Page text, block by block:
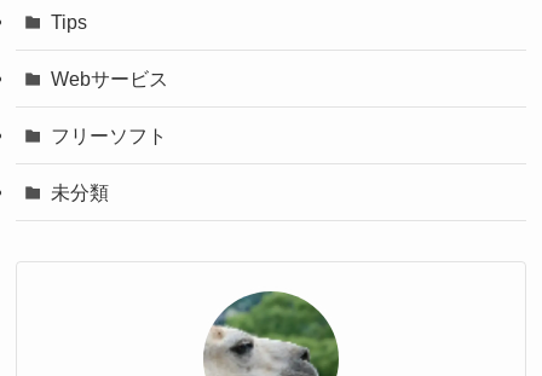
Tips
Webサービス
フリーソフト
未分類